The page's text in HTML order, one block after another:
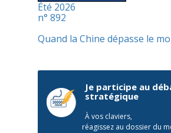
Été 2026
n° 892
Quand la Chine dépasse le
Je participe au
stratégique
À vos claviers,
réagissez au dossier du